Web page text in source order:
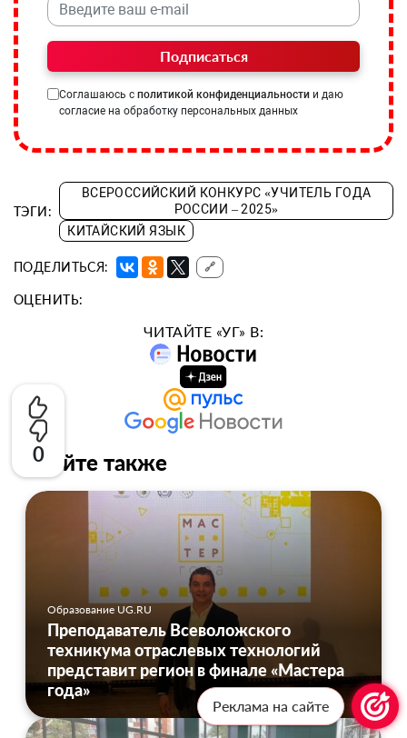
0
Подписаться
Соглашаюсь с политикой конфиденциальности и даю
согласие на обработку персональных данных
ТЭГИ:
ВСЕРОССИЙСКИЙ КОНКУРС «УЧИТЕЛЬ ГОДА
РОССИИ – 2025»
КИТАЙСКИЙ ЯЗЫК
ПОДЕЛИТЬСЯ: 🔗
ОЦЕНИТЬ:
ЧИТАЙТЕ «УГ» В:
Читайте также
Образование UG.RU
Преподаватель Всеволожского
техникума отраслевых технологий
представит регион в финале «Мастера
года»
Реклама на сайте